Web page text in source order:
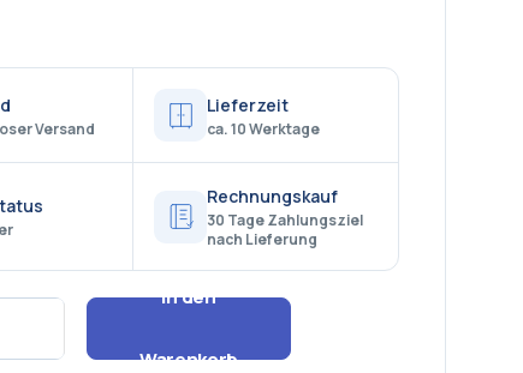
Versand
Lieferzeit
ca. 10 Werktage
Rechnungskauf
30 Tage Zahlungsziel
nach Lieferung
In den
Warenkorb